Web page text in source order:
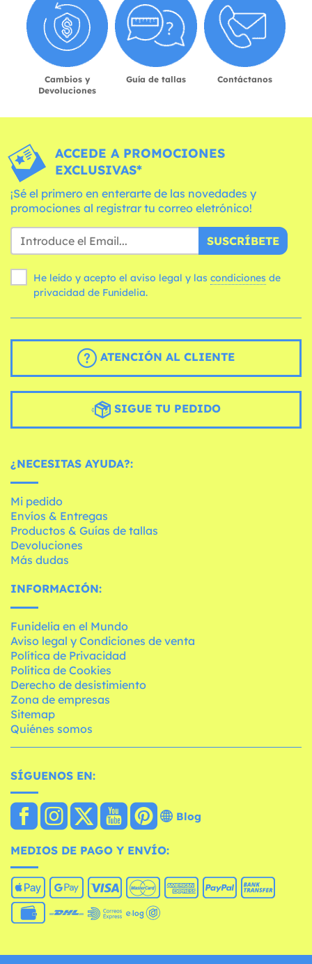
Cambios y
Devoluciones
Guía de tallas Contáctanos
ACCEDE A PROMOCIONES
EXCLUSIVAS*
¡Sé el primero en enterarte de las novedades y
promociones al registrar tu correo eletrónico!
SUSCRÍBETE
He leído y acepto el aviso legal y las condiciones
privacidad de Funidelia.
ATENCIÓN AL CLIENTE
SIGUE TU PEDIDO
¿NECESITAS AYUDA?:
Mi pedido
Envíos & Entregas
Productos & Guías de tallas
Devoluciones
Más dudas
INFORMACIÓN:
Funidelia en el Mundo
Aviso legal y Condiciones de venta
Política de Privacidad
Política de Cookies
Derecho de desistimiento
Zona de empresas
Sitemap
Quiénes somos
SÍGUENOS EN:
Blog
MEDIOS DE PAGO Y ENVÍO: